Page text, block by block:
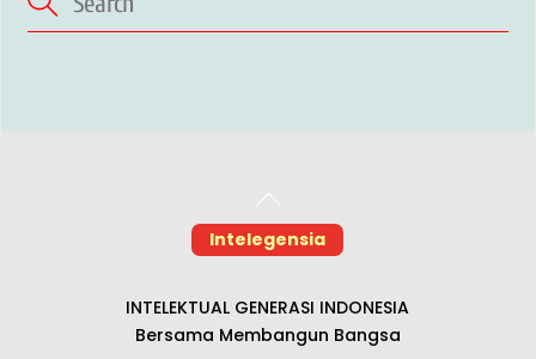
Back
To
Top
Intelegensia
INTELEKTUAL GENERASI INDONESIA
Bersama Membangun Bangsa